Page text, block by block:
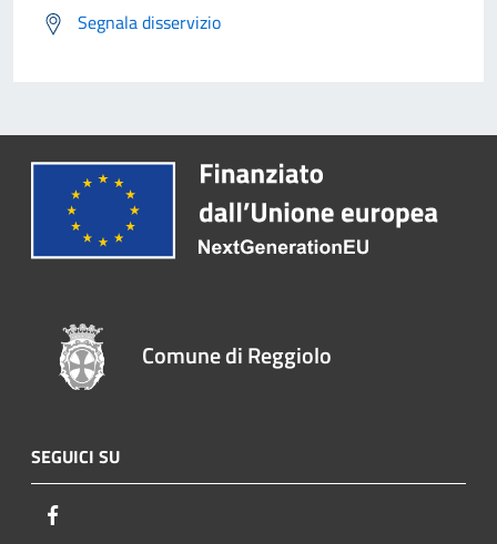
Segnala disservizio
Comune di Reggiolo
SEGUICI SU